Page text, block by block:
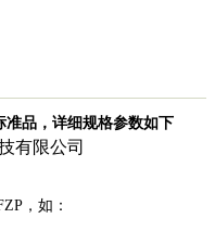
准品，详细规格参数如下
，如：